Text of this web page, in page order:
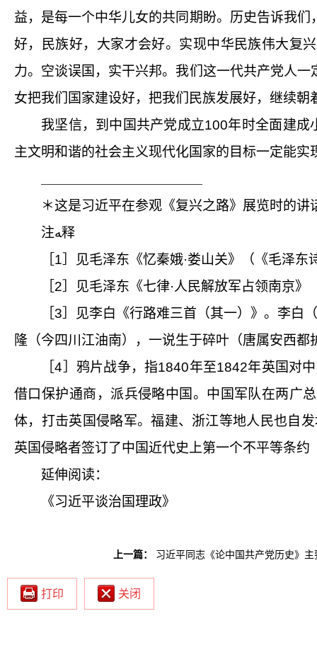
益，是每一个中华儿女的共同期盼。历史告诉我
好，民族好，大家才会好。实现中华民族伟大复
力。空谈误国，实干兴邦。我们这一代共产党人
女把我们国家建设好，把我们民族发展好，继续
我坚信，到中国共产党成立100年时全面建成
主文明和谐的社会主义现代化国家的目标一定能
＊这是习近平在参观《复兴之路》展览时的讲
注ﻪ释
［1］
见毛泽东《忆秦娥·娄山关》（《毛泽东
［2］
见毛泽东《七律·人民解放军占领南京》
［3］
见李白《行路难三首（其一）》。李白
隆 （今四川江油南），一说生于碎叶（唐属安西
［4］ 鸦片战争，指1840年至1842年英国对
借口保护通商，派兵侵略中国。中国军队在两广
体，打击英国侵略军。福建、浙江等地人民也自
英国侵略者签订了中国近代史上第一个不平等条约
延伸阅读：
《习近平谈治国理政》
上一篇： 习近平同志《论中国共产党历史》主
打印 关闭